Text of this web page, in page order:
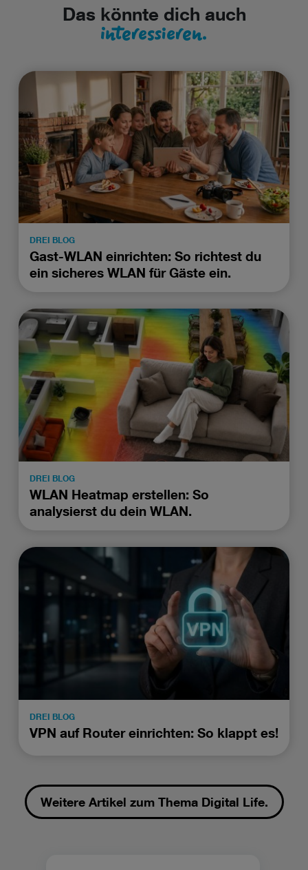
Das könnte dich auch
interessieren.
DREI BLOG
Gast-WLAN einrichten: So richtest du
ein sicheres WLAN für Gäste ein.
DREI BLOG
WLAN Heatmap erstellen: So
analysierst du dein WLAN.
DREI BLOG
VPN auf Router einrichten: So klappt es!
Weitere Artikel zum Thema Digital Life.